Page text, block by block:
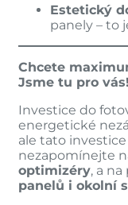
Estetický
panely – to
Chcete
Jsme tu pro vás!
Investice do
energetické
ale tato
nezapomínejte
optimizéry, a
panelů i okolní